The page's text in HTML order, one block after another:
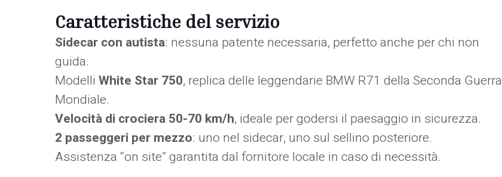
Caratteristiche del servizio
Sidecar con autista: nessuna patente necessaria, perfetto anche per chi non
guida.
Modelli White Star 750, replica delle leggendarie BMW R71 della Seconda Guerra
Mondiale.
Velocità di crociera 50-70 km/h, ideale per godersi il paesaggio in sicurezza.
2 passeggeri per mezzo: uno nel sidecar, uno sul sellino posteriore.
Assistenza “on site” garantita dal fornitore locale in caso di necessità.